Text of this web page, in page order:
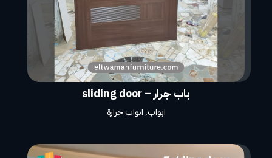
باب جرار – sliding door
ابواب, ابواب جرارة